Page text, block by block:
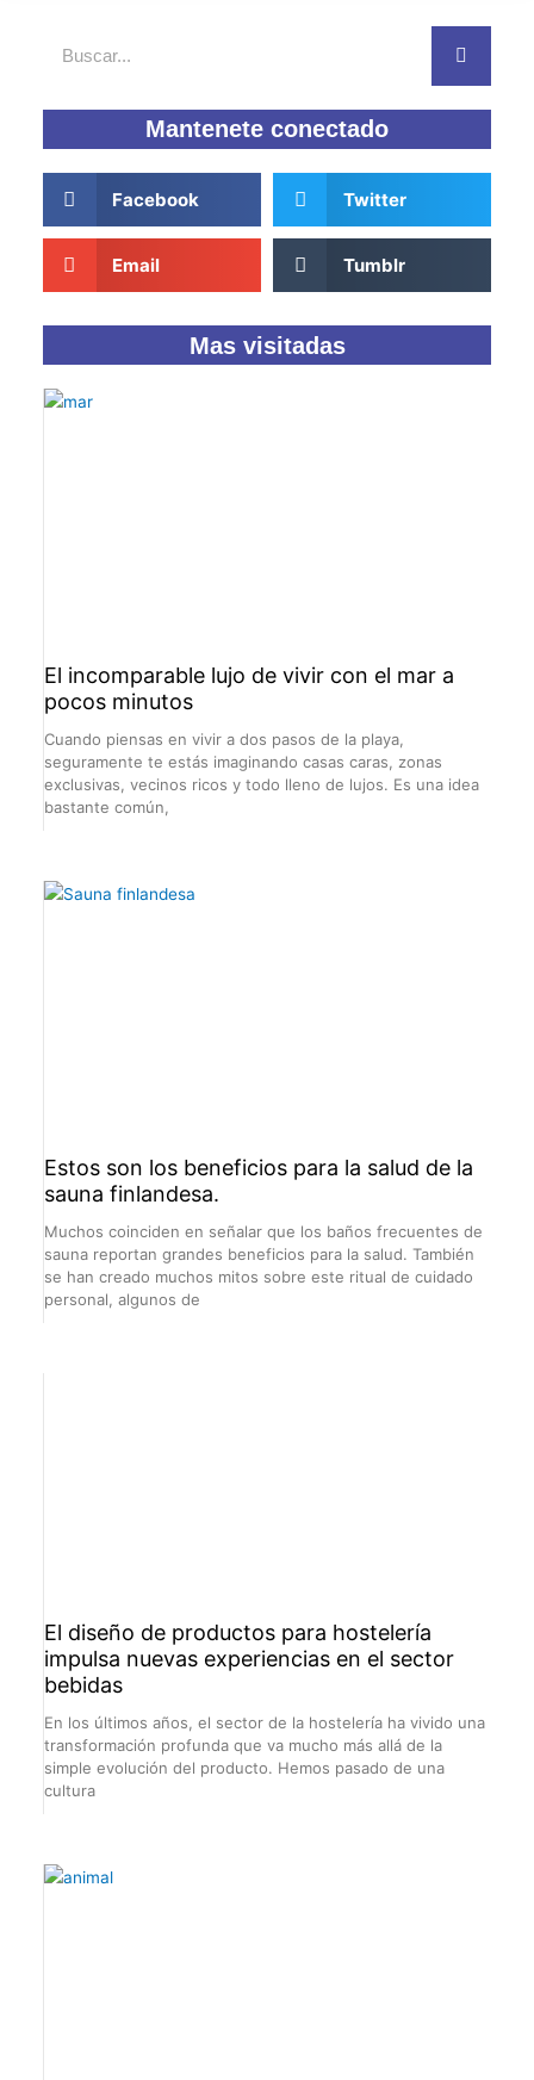
Mantenete conectado
Facebook Twitter
Email Tumblr
Mas visitadas
El incomparable lujo de vivir con el mar a
pocos minutos
Cuando piensas en vivir a dos pasos de la playa,
seguramente te estás imaginando casas caras, zonas
exclusivas, vecinos ricos y todo lleno de lujos. Es una idea
bastante común,
Estos son los beneficios para la salud de la
sauna finlandesa.
Muchos coinciden en señalar que los baños frecuentes de
sauna reportan grandes beneficios para la salud. También
se han creado muchos mitos sobre este ritual de cuidado
personal, algunos de
El diseño de productos para hostelería
impulsa nuevas experiencias en el sector
bebidas
En los últimos años, el sector de la hostelería ha vivido una
transformación profunda que va mucho más allá de la
simple evolución del producto. Hemos pasado de una
cultura